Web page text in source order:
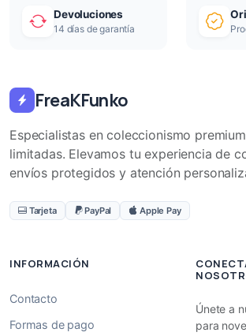
Devoluciones
14 días de garantía
FreaKFunko
Especialistas en coleccionismo
limitadas. Elevamos tu experiencia de
envíos protegidos y atención
Tarjeta PayPal Apple Pay
INFORMACIÓN
Contacto
Formas de pago
Únete a
para